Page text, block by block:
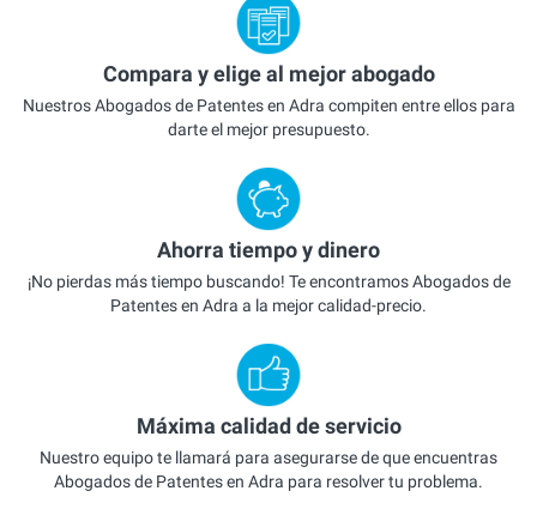
Compara y elige al mejor abogado
Nuestros Abogados de Patentes en Adra compiten entre ellos para
darte el mejor presupuesto.
Ahorra tiempo y dinero
¡No pierdas más tiempo buscando! Te encontramos Abogados de
Patentes en Adra a la mejor calidad-precio.
Máxima calidad de servicio
Nuestro equipo te llamará para asegurarse de que encuentras
Abogados de Patentes en Adra para resolver tu problema.